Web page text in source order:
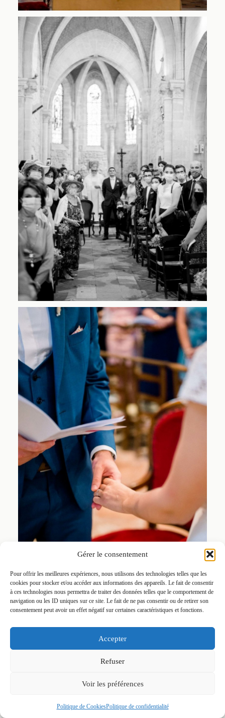
Gérer le consentement
Pour offrir les meilleures expériences, nous utilisons des technologies telles que les
cookies pour stocker et/ou accéder aux informations des appareils. Le fait de consentir
à ces technologies nous permettra de traiter des données telles que le comportement de
navigation ou les ID uniques sur ce site. Le fait de ne pas consentir ou de retirer son
consentement peut avoir un effet négatif sur certaines caractéristiques et fonctions.
Accepter
Refuser
Voir les préférences
Politique de CookiesPolitique de confidentialité